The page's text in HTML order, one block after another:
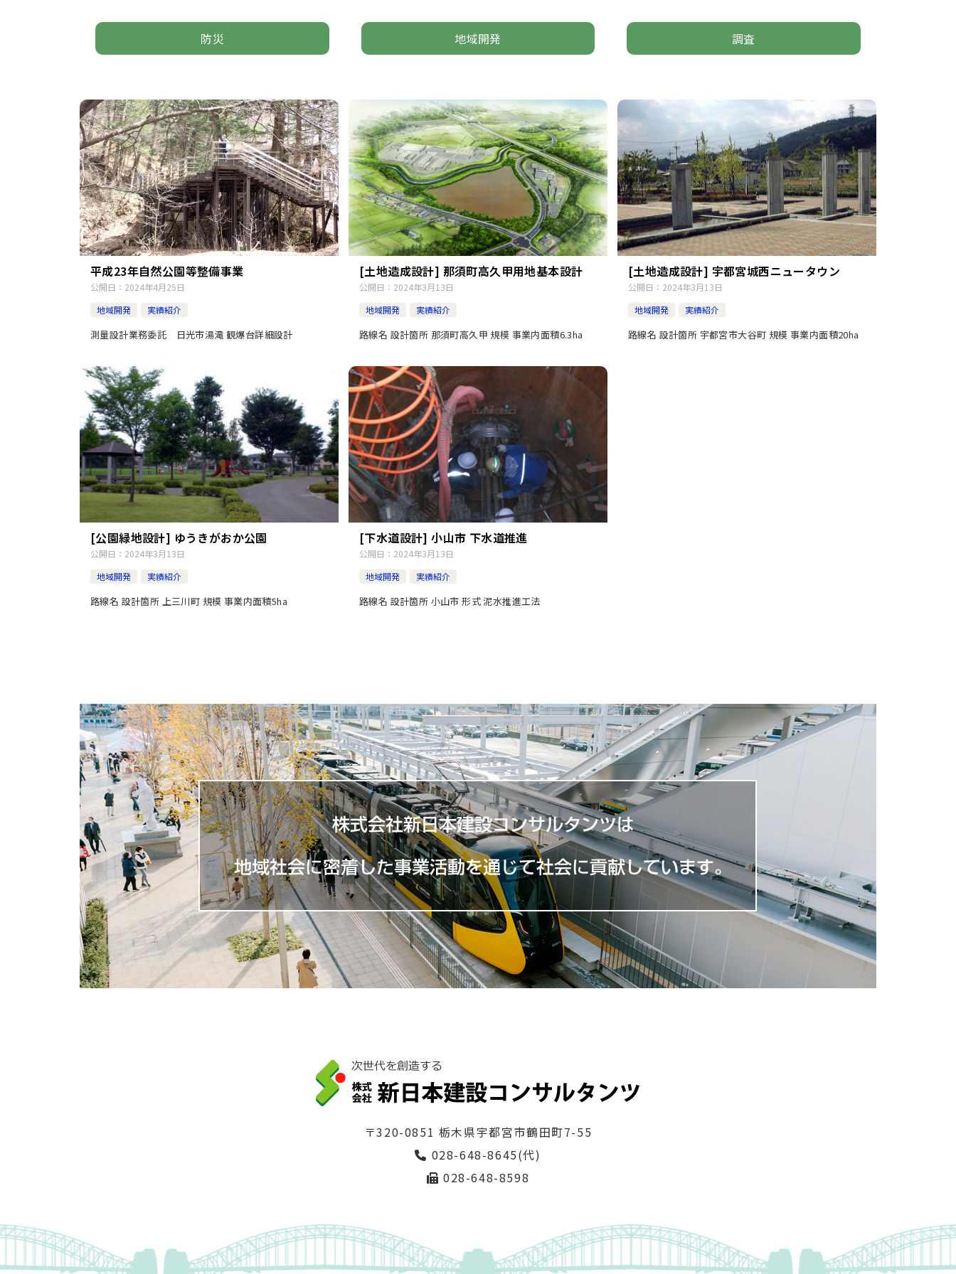
防災 地域開発 調査
平成23年自然公園等整備事業
公開日： 2024年4月25日
地域開発
実績紹介
測量設計業務委託 日光市湯滝 観爆台詳細設計
[土地造成設計] 那須町高久甲用地基本設計
公開日： 2024年3月13日
地域開発
実績紹介
路線名 設計箇所 那須町高久甲 規模 事業内面積6.3ha
[土地造成設計] 宇都宮城西ニュータウン
公開日： 2024年3月13日
地域開発
実績紹介
路線名 設計箇所 宇都宮市大谷町 規模 事業内面積20ha
[公園緑地設計] ゆうきがおか公園
公開日： 2024年3月13日
地域開発
実績紹介
路線名 設計箇所 上三川町 規模 事業内面積5ha
[下水道設計] 小山市 下水道推進
公開日： 2024年3月13日
地域開発
実績紹介
路線名 設計箇所 小山市 形式 泥水推進工法
〒320-0851 栃木県宇都宮市鶴田町7-55
028-648-8645(代)
028-648-8598